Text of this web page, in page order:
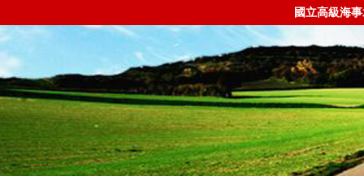
國立高級海